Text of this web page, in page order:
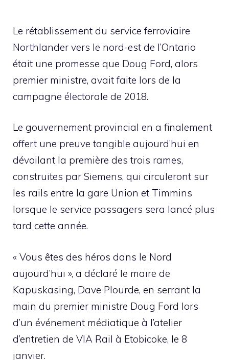
Le rétablissement du service ferroviaire
Northlander vers le nord-est de l’Ontario
était une promesse que Doug Ford, alors
premier ministre, avait faite lors de la
campagne électorale de 2018.
Le gouvernement provincial en a finalement
offert une preuve tangible aujourd’hui en
dévoilant la première des trois rames,
construites par Siemens, qui circuleront sur
les rails entre la gare Union et Timmins
lorsque le service passagers sera lancé plus
tard cette année.
« Vous êtes des héros dans le Nord
aujourd’hui », a déclaré le maire de
Kapuskasing, Dave Plourde, en serrant la
main du premier ministre Doug Ford lors
d’un événement médiatique à l’atelier
d’entretien de VIA Rail à Etobicoke, le 8
janvier.